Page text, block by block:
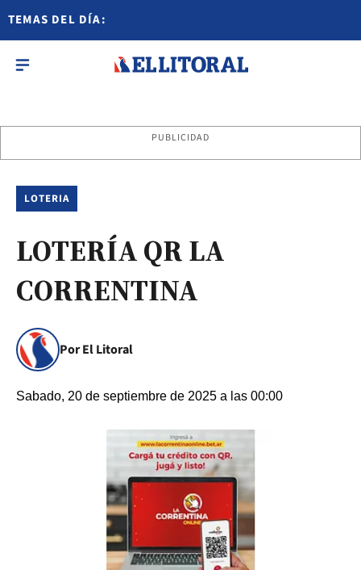
TEMAS DEL DÍA:
PUBLICIDAD
LOTERIA
LOTERÍA QR LA
CORRENTINA
Por El Litoral
Sabado, 20 de septiembre de 2025 a las 00:00